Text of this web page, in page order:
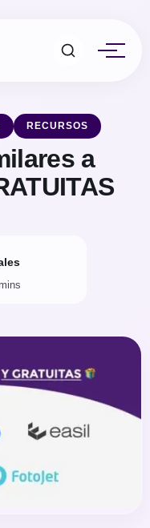
RECURSOS
a